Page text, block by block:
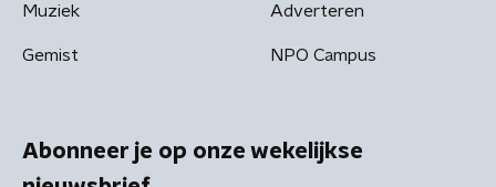
Muziek
Gemist
Adverteren
NPO Campus
Abonneer je op onze wekelijkse